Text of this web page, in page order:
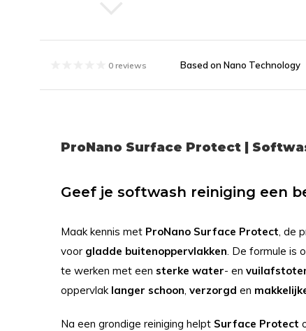
0 reviews Based on Nano Technology
ProNano Surface Protect |
Geef je softwash reiniging een
Maak kennis met ProNano Surface Protect, de
voor gladde buitenoppervlakken. De formule is
te werken met een sterke water- en
oppervlak langer schoon, verzorgd en
Na een grondige reiniging helpt Surface Protect